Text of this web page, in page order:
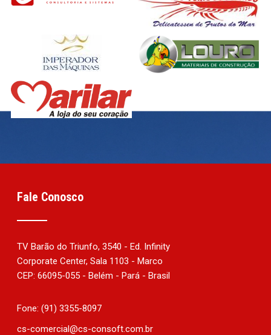
Fale Conosco
TV Barão do Triunfo, 3540 - Ed. Infinity
Corporate Center, Sala 1103 - Marco
CEP: 66095-055 - Belém - Pará - Brasil
Fone: (91) 3355-8097
cs-comercial@cs-consoft.com.br